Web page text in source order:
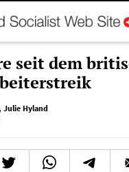
seit dem
Julie Hyland